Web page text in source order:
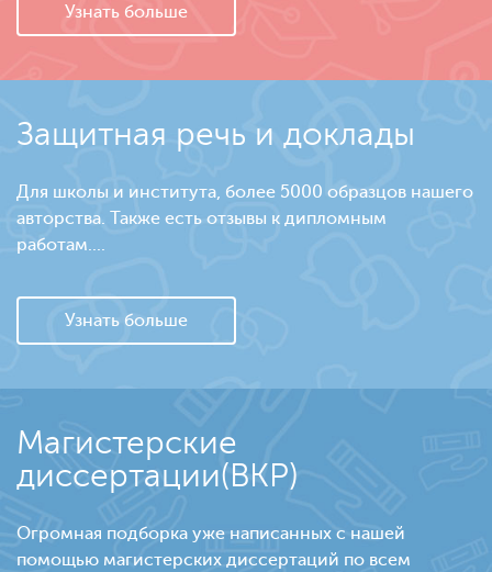
Узнать больше
Защитная речь и доклады
Для школы и института, более 5000 образцов нашего
авторства. Также есть отзывы к дипломным
работам....
Узнать больше
Магистерские
диссертации(ВКР)
Огромная подборка уже написанных с нашей
помощью магистерских диссертаций по всем